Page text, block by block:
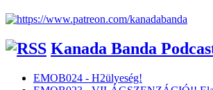
Kanada Banda
EMOB024 - H2ülyeség!